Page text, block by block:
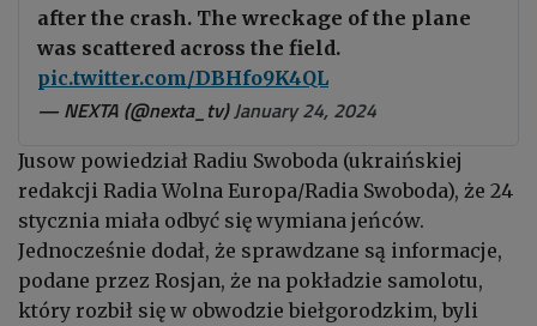
after the crash. The wreckage of the plane
was scattered across the field.
pic.twitter.com/DBHfo9K4QL
— NEXTA (@nexta_tv)January 24, 2024
Jusow powiedział Radiu Swoboda (ukraińskiej
redakcji Radia Wolna Europa/Radia Swoboda), że 24
stycznia miała odbyć się wymiana jeńców.
Jednocześnie dodał, że sprawdzane są informacje,
podane przez Rosjan, że na pokładzie samolotu,
który rozbił się w obwodzie biełgorodzkim, byli